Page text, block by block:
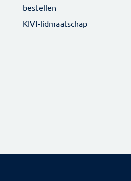
bestellen
KIVI-lidmaatschap